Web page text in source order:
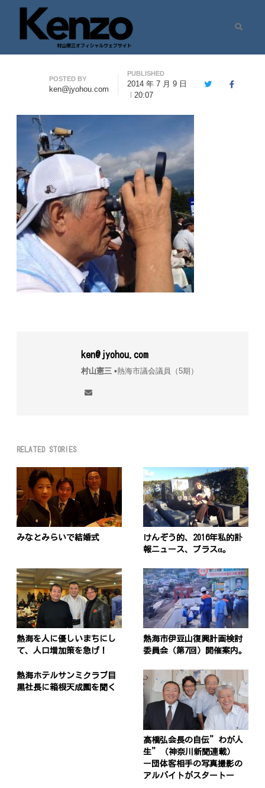
七転八起 – 村山憲三 Official Site
村山憲三ウェブサイト
Author
POSTED BY
ken@jyohou.com
PUBLISHED
2014 年 7 月 9 日
20:07
TwitterFacebook
ken@jyohou.com
村山憲三▪︎熱海市議会議員（5期）
RELATED STORIES
みなとみらいで結婚式
けんぞう的、2016年私的訃
報ニュース、プラスα。
熱海を人に優しいまちにし
て、人口増加策を急げ！
熱海市伊豆山復興計画検討
委員会（第7回）開催案内。
熱海ホテルサンミクラブ目
黒社長に箱根天成園を聞く
髙橋弘会長の自伝”わが人
生”（神奈川新聞連載）
ー団体客相手の写真撮影の
アルバイトがスタートー